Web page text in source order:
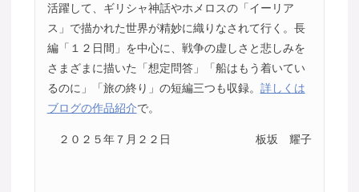
活躍して、ギリシャ神話やホメロスの「イーリア
ス」で描かれた世界が精妙に織りなされて行く。長
編「１２日間」を中心に、戦争の虚しさと悲しみを
さまざまに描いた「想定問答」「船はもう着いてい
るのに」「旅の終り」の短編三つも収録。 詳しくは
ブログの作品紹介で。
２０２５年７月２２日 板坂 耀子